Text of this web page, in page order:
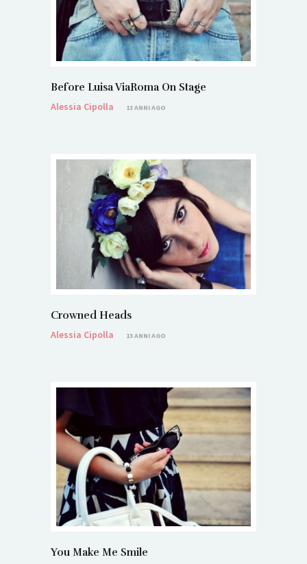
Before Luisa ViaRoma On Stage
Alessia Cipolla
13 ANNI AGO
Crowned Heads
Alessia Cipolla
13 ANNI AGO
You Make Me Smile